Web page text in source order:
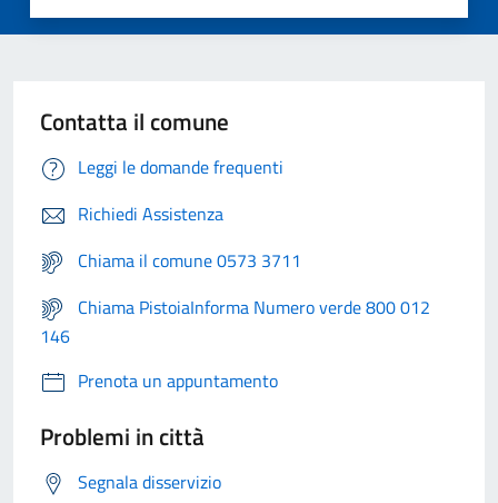
Contatta il comune
Leggi le domande frequenti
Richiedi Assistenza
Chiama il comune 0573 3711
Chiama PistoiaInforma Numero verde 800 012
146
Prenota un appuntamento
Problemi in città
Segnala disservizio